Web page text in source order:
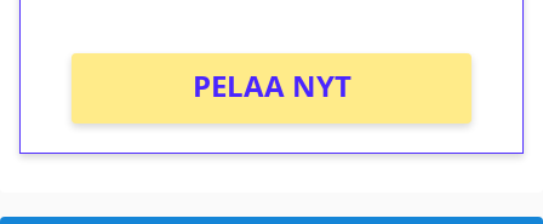
PELAA NYT